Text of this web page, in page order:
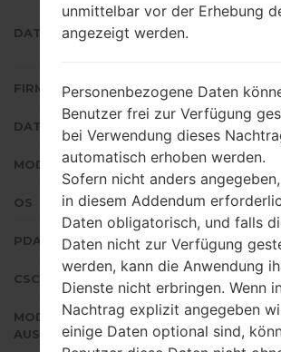
DATEINAME
SM-
FIRMWARE TYP
DATEIGRÖSSE
MODELL
OS
PDA/AP AUSFÜHRUNG
CSC AUSFÜHRUNG
MODEM/CP
AUSFÜHRUNG
unmittelbar vor der Erhebung
angezeigt werden.
Personenbezogene Daten
Benutzer frei zur Verfügung
bei Verwendung dieses
automatisch erhoben werden.
Sofern nicht anders
in diesem Addendum
Daten obligatorisch, und falls
Daten nicht zur Verfügung
werden, kann die Anwendung
Dienste nicht erbringen. Wenn
Nachtrag explizit angegeben
einige Daten optional sind,